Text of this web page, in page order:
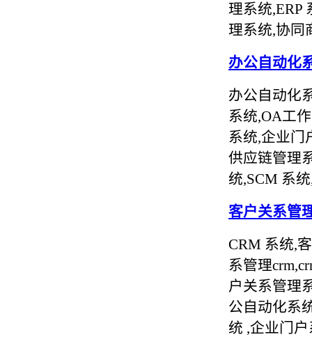
理系统,ERP
理系统,协同
办公自动化
办公自动化
系统,OA工
系统,企业门
供应链管理
统,SCM 系
客户关系管
CRM 系统,
系管理
户关系管理
公自动化系
统 ,企业门